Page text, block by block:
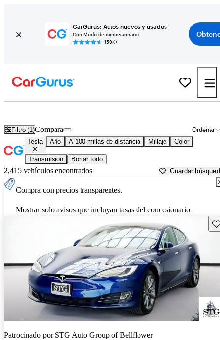
CarGurus: Autos nuevos y usados
Con Modo de concesionario
150K+
Filtro (1) Ordenar
Compara
Tesla Año A 100 millas de distancia Millaje Color
Transmisión Borrar todo
2,415 vehículos encontrados Guardar
Compra con precios transparentes.
Mostrar solo avisos que incluyan tasas del concesionario
Patrocinado por STG Auto Group of Bellflower